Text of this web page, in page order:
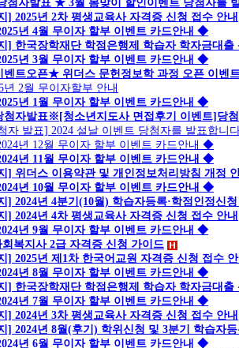
첨자발표 ★ 3월 봄맞이 할인이벤트 당첨자를
] 2025년 2차 평생교육사 자격증 신청 접수 안내
년 4월 무이자 할부 이벤트 카드안내 ◆
] 한국장학재단 학점은행제 학습자 학자금대출
년 3월 무이자 할부 이벤트 카드안내 ◆
트오픈★ 위더스 문헌정보학 과정 오픈 이벤
년 2월 무이자할부 안내
년 1월 무이자 할부 이벤트 카드안내 ◆
자발표※[청소년지도사 면접후기 이벤트]당
자 발표] 2024 설날 이벤트 당첨자를 발표합니
년 12월 무이자 할부 이벤트 카드안내 ◆
년 11월 무이자 할부 이벤트 카드안내 ◆
] 위더스 이용약관 및 개인정보처리방침 개정
년 10월 무이자 할부 이벤트 카드안내 ◆
] 2024년 4분기(10월) 학습자등록·학점인정신
] 2024년 4차 평생교육사 자격증 신청 접수 안내
년 9월 무이자 할부 이벤트 카드안내 ◆
회복지사 2급 자격증 신청 가이드
] 2025년 제1차 한국어교원 자격증 신청 접수
년 8월 무이자 할부 이벤트 카드안내 ◆
] 한국장학재단 학점은행제 학습자 학자금대출
년 7월 무이자 할부 이벤트 카드안내 ◆
] 2024년 3차 평생교육사 자격증 신청 접수 안내
] 2024년 8월(후기) 학위신청 및 3분기 학습자
년 6월 무이자 할부 이벤트 카드안내 ◆